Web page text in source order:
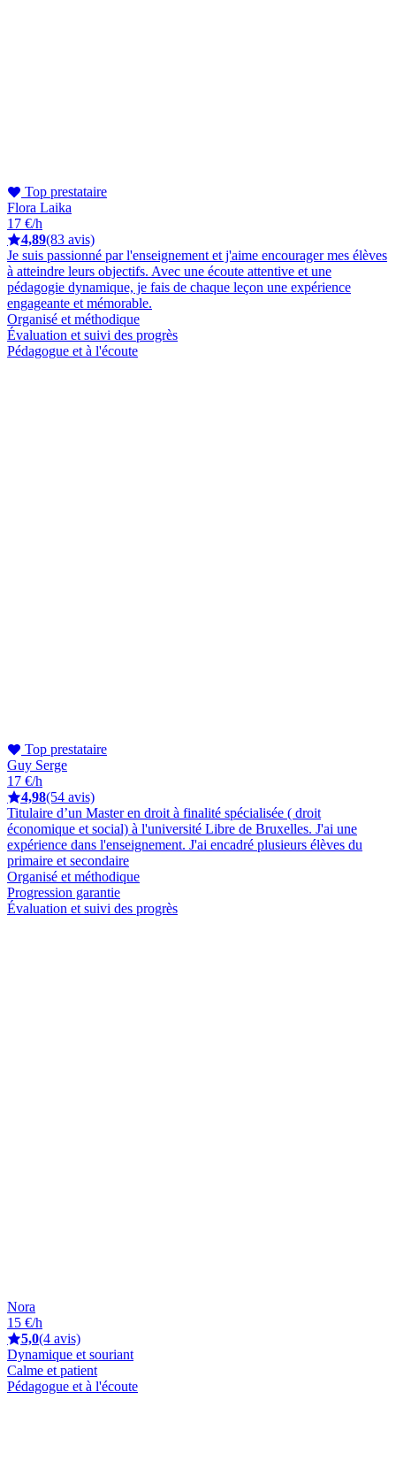
Top prestataire
Flora Laika
17 €/h
4,89(83 avis)
Je suis passionné par l'enseignement et j'aime encourager mes élèves
à atteindre leurs objectifs. Avec une écoute attentive et une
pédagogie dynamique, je fais de chaque leçon une expérience
engageante et mémorable.
Organisé et méthodique
Évaluation et suivi des progrès
Pédagogue et à l'écoute
Top prestataire
Guy Serge
17 €/h
4,98(54 avis)
Titulaire d’un Master en droit à finalité spécialisée ( droit
économique et social) à l'université Libre de Bruxelles. J'ai une
expérience dans l'enseignement. J'ai encadré plusieurs élèves du
primaire et secondaire
Organisé et méthodique
Progression garantie
Évaluation et suivi des progrès
Nora
15 €/h
5,0(4 avis)
Dynamique et souriant
Calme et patient
Pédagogue et à l'écoute